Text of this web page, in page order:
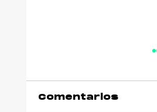
Comentarios